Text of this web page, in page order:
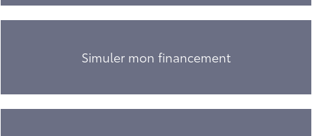
Simuler mon financement